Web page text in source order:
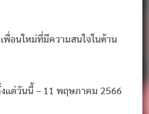
พื่อนใหม่ที่มีความสนใจในด้าน
งแต่วันนี้ – 11 พฤษภาคม 2566